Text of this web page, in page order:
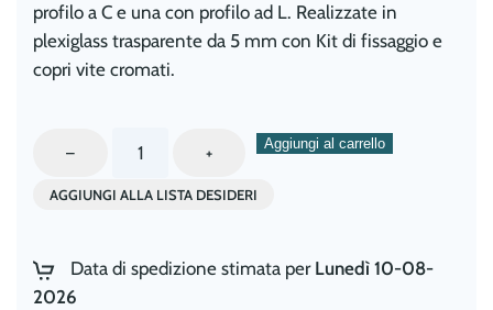
profilo a C e una con profilo ad L. Realizzate in
plexiglass trasparente da 5 mm con Kit di fissaggio e
copri vite cromati.
–
Composizione
2
in
Plexiglass
+ Aggiungi al carrello
AGGIUNGI ALLA LISTA DESIDERI
Data di spedizione stimata per Lunedì 10-08-
2026